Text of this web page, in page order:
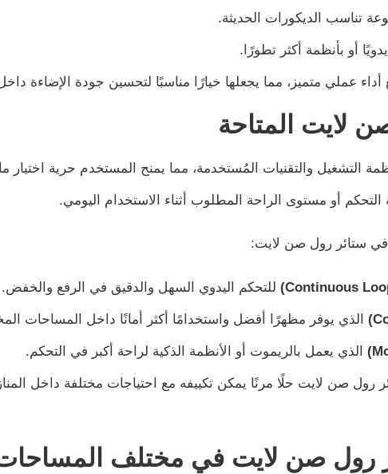
تناسب الديكورات الحديثة.
أو بأنظمة أكثر تطورًا.
عملي متميز، مما يجعلها خيارًا مناسبًا لتحسين جودة الإضاءة
لايت المتاحة
التشغيل والتقنيات المُستخدمة، مما يمنح المستخدم حرية اختيار
أو مستوى الراحة المطلوب أثناء الاستخدام اليومي.
في ستائر رول صن لايت:
للتحكم اليدوي السهل والدقيق في الرفع والخفض.
الذي يوفر مظهرًا أفضل واستخدامًا أكثر أمانًا داخل المساحات
الذي يعمل بالريموت أو الأنظمة الذكية لراحة أكبر في التحكم.
رول صن لايت حلًا مرنًا يمكن تكييفه مع احتياجات مختلفة داخل
رول صن لايت في مختلف